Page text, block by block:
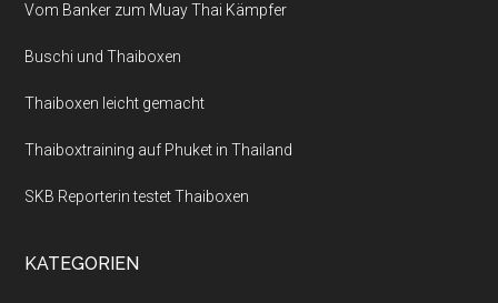
Vom Banker zum Muay Thai Kämpfer
Buschi und Thaiboxen
Thaiboxen leicht gemacht
Thaiboxtraining auf Phuket in Thailand
SKB Reporterin testet Thaiboxen
KATEGORIEN